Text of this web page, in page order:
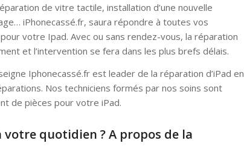
de vitre tactile, installation d’une nouvelle
iPhonecassé.fr, saura répondre à toutes vos
votre Ipad. Avec ou sans rendez-vous, la réparation
et l’intervention se fera dans les plus brefs délais.
Iphonecassé.fr est leader de la réparation d’iPad en
Nos techniciens formés par nos soins sont
de pièces pour votre iPad.
quotidien ? A propos de la